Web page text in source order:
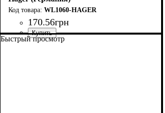
WL1060-HAGER
170.56грн
Тип электрофурнитуры
Заземление: С зазмелением
Серия: Lumina
Цвет: Белый
Номинальный ток
Быстрый просмотр